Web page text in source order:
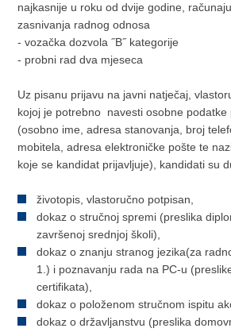
najkasnije u roku od dvije godine,
zasnivanja radnog odnosa
- vozačka dozvola ˝B˝ kategorije
- probni rad dva mjeseca
Uz pisanu prijavu na javni natječaj,
kojoj je potrebno navesti osobne podatke
(osobno ime, adresa stanovanja, broj
mobitela, adresa elektroničke pošte te
koje se kandidat prijavljuje), kandidati su
životopis, vlastoručno potpisan,
dokaz o stručnoj spremi (preslika
završenoj srednjoj školi),
dokaz o znanju stranog jezika(za
1.) i poznavanju rada na PC-u
certifikata),
dokaz o položenom stručnom ispitu
dokaz o državljanstvu (preslika